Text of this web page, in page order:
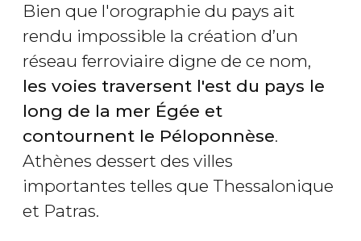
Bien que l'orographie du pays ait
rendu impossible la création d’un
réseau ferroviaire digne de ce nom,
les voies traversent l'est du pays le
long de la mer Égée et
contournent le Péloponnèse.
Athènes dessert des villes
importantes telles que Thessalonique
et Patras.